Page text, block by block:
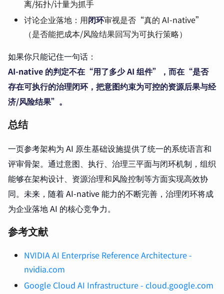
离/拓扑/计量为抓手
讨论企业落地：用闭环审视是否“真的 AI-native”
（是否能把成本/风险结果回写为可执行策略）
如果你只能记住一句话：
AI-native 的判定不在“用了多少 AI 组件”，而在“是否
存在可执行的治理闭环，把意图约束为可控的资源后果与经
济/风险结果”。
总结
一页参考架构为 AI 原生基础设施提供了统一的系统语言和
评审骨架。通过意图、执行、治理三平面与闭环机制，组织
能够在架构设计、资源治理和风险控制等方面实现高效协
同。未来，随着 AI-native 能力的不断完善，治理闭环将成
为企业落地 AI 的核心竞争力。
参考文献
NVIDIA AI Enterprise Reference Architecture -
nvidia.com
Google Cloud AI Infrastructure - cloud.google.com